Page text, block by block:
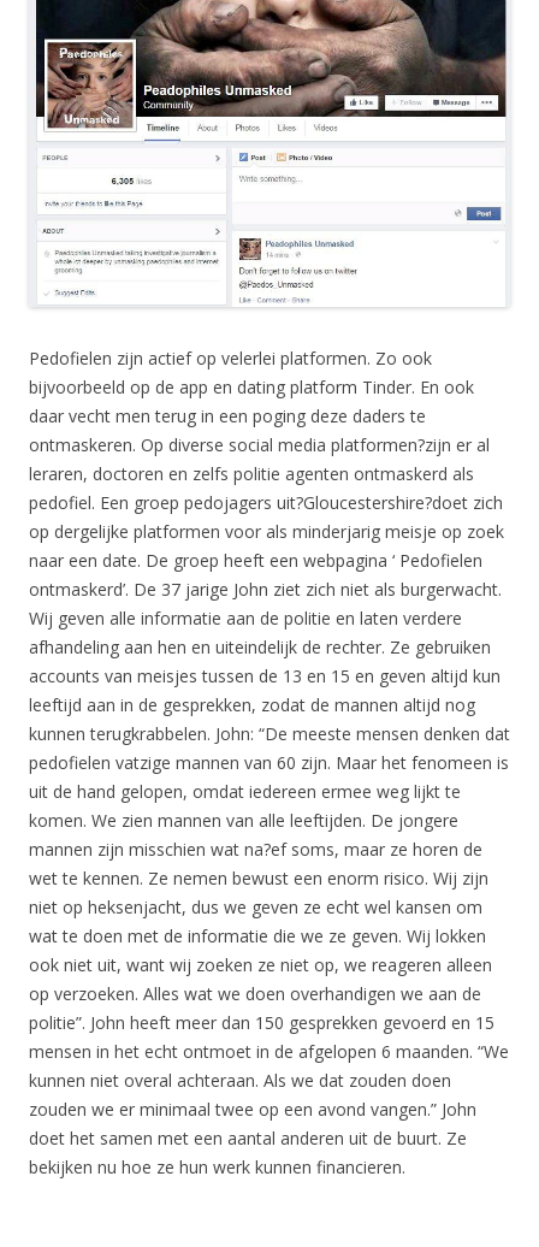
Pedofielen zijn actief op velerlei platformen. Zo ook
bijvoorbeeld op de app en dating platform Tinder. En ook
daar vecht men terug in een poging deze daders te
ontmaskeren. Op diverse social media platformen?zijn er al
leraren, doctoren en zelfs politie agenten ontmaskerd als
pedofiel. Een groep pedojagers uit?Gloucestershire?doet zich
op dergelijke platformen voor als minderjarig meisje op zoek
naar een date. De groep heeft een webpagina ‘ Pedofielen
ontmaskerd’. De 37 jarige John ziet zich niet als burgerwacht.
Wij geven alle informatie aan de politie en laten verdere
afhandeling aan hen en uiteindelijk de rechter. Ze gebruiken
accounts van meisjes tussen de 13 en 15 en geven altijd kun
leeftijd aan in de gesprekken, zodat de mannen altijd nog
kunnen terugkrabbelen. John: “De meeste mensen denken dat
pedofielen vatzige mannen van 60 zijn. Maar het fenomeen is
uit de hand gelopen, omdat iedereen ermee weg lijkt te
komen. We zien mannen van alle leeftijden. De jongere
mannen zijn misschien wat na?ef soms, maar ze horen de
wet te kennen. Ze nemen bewust een enorm risico. Wij zijn
niet op heksenjacht, dus we geven ze echt wel kansen om
wat te doen met de informatie die we ze geven. Wij lokken
ook niet uit, want wij zoeken ze niet op, we reageren alleen
op verzoeken. Alles wat we doen overhandigen we aan de
politie”. John heeft meer dan 150 gesprekken gevoerd en 15
mensen in het echt ontmoet in de afgelopen 6 maanden. “We
kunnen niet overal achteraan. Als we dat zouden doen
zouden we er minimaal twee op een avond vangen.” John
doet het samen met een aantal anderen uit de buurt. Ze
bekijken nu hoe ze hun werk kunnen financieren.